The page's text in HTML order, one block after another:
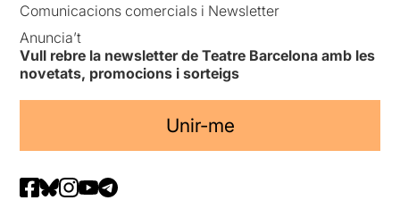
Comunicacions comercials i Newsletter
Anuncia’t
Vull rebre la newsletter de Teatre Barcelona amb les
novetats, promocions i sorteigs
Unir-me